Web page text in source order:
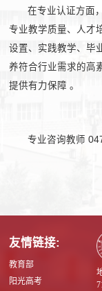
在专业认证方面
专业教学质量、人才
设置、实践教学、毕
养符合行业需求的高
提供有力保障 。
专业咨询教师
友情链接:
教育部
阳光高考